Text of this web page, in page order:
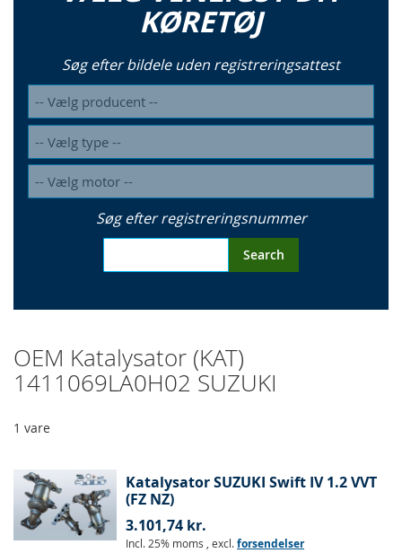
KØRETØJ
Søg efter bildele uden registreringsattest
Søg efter registreringsnummer
Search
OEM Katalysator (KAT)
1411069LA0H02 SUZUKI
1 vare
Katalysator SUZUKI Swift IV 1.2 VVT
(FZ NZ)
3.101,74 kr.
Incl. 25% moms , excl.forsendelser